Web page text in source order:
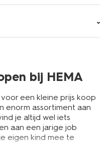
bij HEMA
een kleine prijs koop
enorm assortiment aan
je altijd wel iets
aan een jarige job
eigen kind mee te